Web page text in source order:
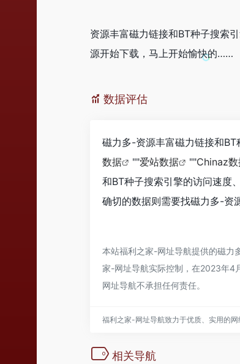
资源丰富磁力链接和BT种子搜索
源开始下载，马上开始愉快的……
数据评估
磁力多-资源丰富磁力链接和BT
数据
""爱站数据 ""Chinaz
和BT种子搜索引擎的访问速度
确切的数据则需要找磁力多-资
本站福利之家-网址导航提供的磁力
家-网址导航实际控制，在2023年4
网址导航不承担任何责任。
福利之家-网址导航致力于优质、实用的网
相关导航